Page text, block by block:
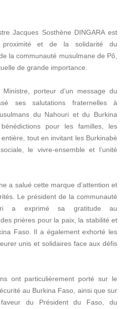
Jacques Sosthène DINGARA est
et de la solidarité du
la communauté musulmane de Pô,
de grande importance.
porteur d’un message du
ses salutations fraternelles à
du Nahouri et du Burkina
pour les familles, les
tout en invitant les Burkinabè
le vivre-ensemble et l’unité
a salué cette marque d’attention et
Le président de la communauté
a exprimé sa gratitude au
prières pour la paix, la stabilité et
Faso. Il a également exhorté les
unis et solidaires face aux défis
ont particulièrement porté sur le
au Burkina Faso, ainsi que sur
du Président du Faso, du